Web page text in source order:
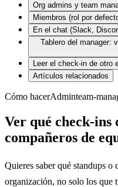
Org admins y team
Miembros (rol por
En el chat (Slack,
Tablero del manager:
Leer el check-in de otro
Artículos relacionados
Cómo hacerAdminteam-
Ver qué check-ins
compañeros de
Quieres saber qué standups o
organización, no solo los que